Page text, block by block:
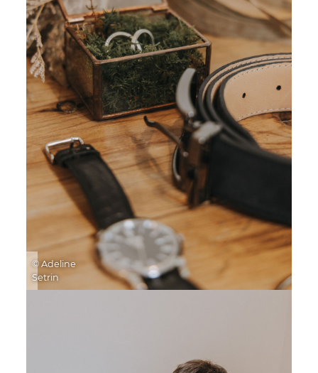
© Adeline
Setrin